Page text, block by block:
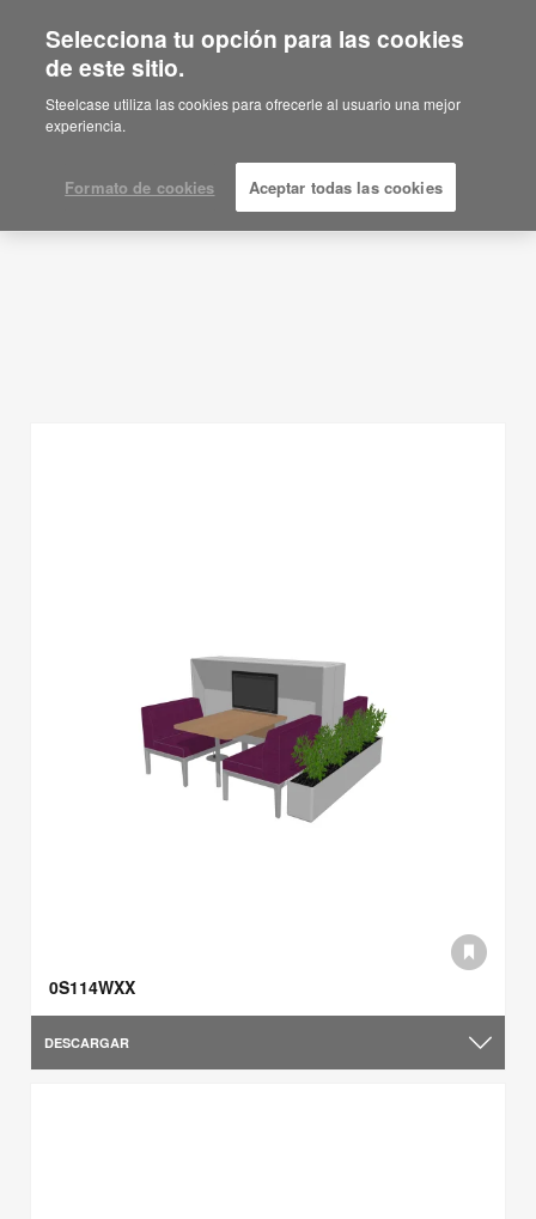
Ideas de planificación
0S114WXX
DESCARGAR
Selecciona tu opción para las cookies
de este sitio.
Steelcase utiliza las cookies para ofrecerle al usuario una mejor
experiencia.
Formato de cookies Aceptar todas las cookies